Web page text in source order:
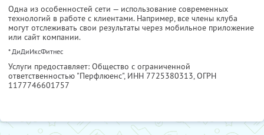
Одна из особенностей сети — использование современных
технологий в работе с клиентами. Например, все члены клуба
могут отслеживать свои результаты через мобильное приложение
или сайт компании.
* ДиДиИксФитнес
Услуги предоставляет: Общество с ограниченной
ответственностью "Перфлюенс", ИНН 7725380313, ОГРН
1177746601757